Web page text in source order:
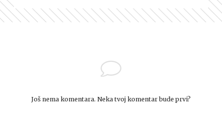
Još nema komentara. Neka tvoj komentar bude prvi?